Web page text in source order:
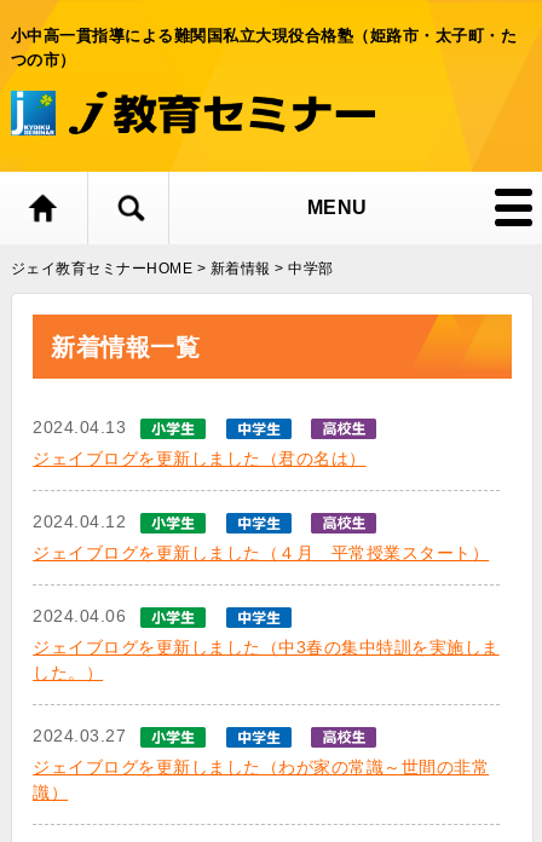
小中高一貫指導による難関国私立大現役合格塾（姫路市・太子町・た
つの市）
MENU
ジェイ教育セミナーHOME > 新着情報 >中学部
新着情報一覧
2024.04.13
ジェイブログを更新しました（君の名は）
2024.04.12
ジェイブログを更新しました（４月 平常授業スタート）
2024.04.06
ジェイブログを更新しました（中3春の集中特訓を実施しま
した。）
2024.03.27
ジェイブログを更新しました（わが家の常識～世間の非常
識）